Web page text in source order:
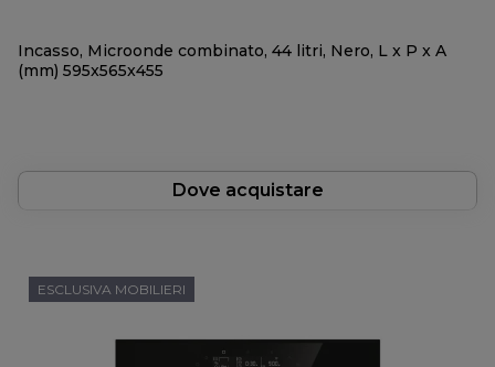
Incasso, Microonde combinato, 44 litri, Nero, L x P x A
(mm) 595x565x455
Dove acquistare
ESCLUSIVA MOBILIERI